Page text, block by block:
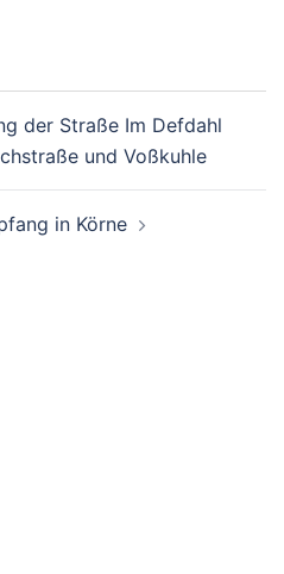
der Straße Im Defdahl
und Voßkuhle
in Körne